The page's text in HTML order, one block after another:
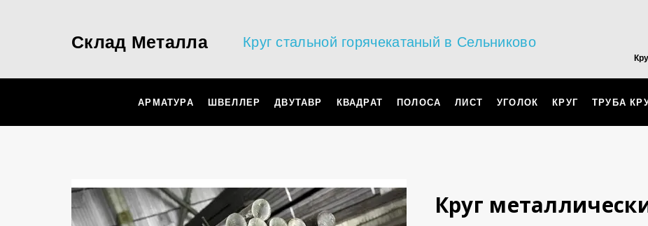
Склад Металла Круг стальной горячекатаный в Сельниково
АРМАТУРА ШВЕЛЛЕР ДВУТАВР КВАДРАТ ПОЛОСА ЛИСТ УГОЛОК КРУГ ТРУБА
Круг